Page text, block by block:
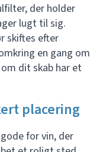
der holder
lugt til sig.
skiftes efter
en gang om
dit skab har et
placering
for vin, der